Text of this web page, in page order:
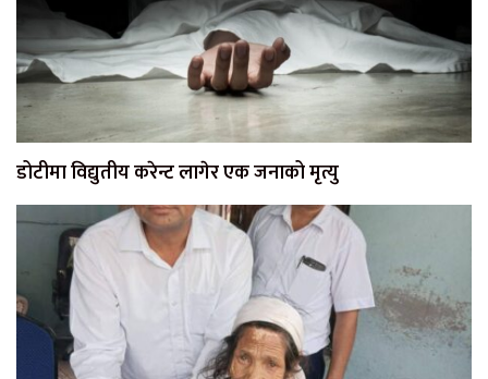
डोटीमा विद्युतीय करेन्ट लागेर एक जनाको मृत्यु